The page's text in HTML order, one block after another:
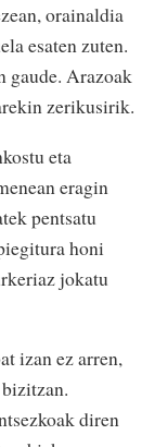
orainaldia
esaten zuten.
gaude. Arazoak
zerikusirik.
eta
eragin
pentsatu
honi
jokatu
izan ez arren,
diren